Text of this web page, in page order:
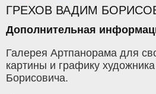
ГРЕХОВ ВАДИМ
Дополнительная
Галерея Артпанорама для
картины и графику
Борисовича.